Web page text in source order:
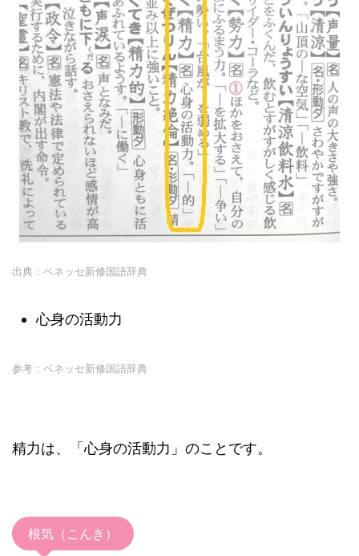
出典：ベネッセ新修国語辞典
心身の活動力
参考：ベネッセ新修国語辞典
精力は、「心身の活動力」のことです。
根気（こんき）